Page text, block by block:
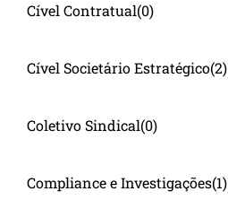
Cível Contratual(0)
Cível Societário Estratégico(2)
Coletivo Sindical(0)
Compliance e Investigações(1)